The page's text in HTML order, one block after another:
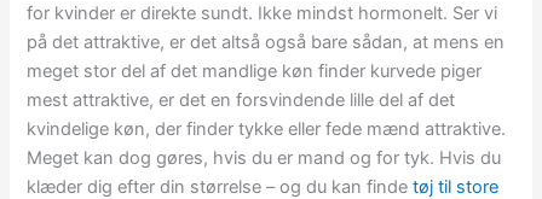
for kvinder er direkte sundt. Ikke mindst hormonelt. Ser vi
på det attraktive, er det altså også bare sådan, at mens en
meget stor del af det mandlige køn finder kurvede piger
mest attraktive, er det en forsvindende lille del af det
kvindelige køn, der finder tykke eller fede mænd attraktive.
Meget kan dog gøres, hvis du er mand og for tyk. Hvis du
klæder dig efter din størrelse – og du kan findetøj til store